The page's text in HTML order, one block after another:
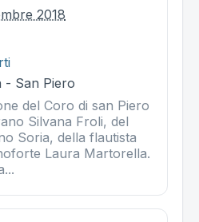
2018
- San Piero
del Coro di san Piero
Silvana Froli, del
Soria, della flautista
Laura Martorella.